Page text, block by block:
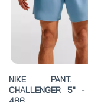
NIKE PANT.
CHALLENGER 5"